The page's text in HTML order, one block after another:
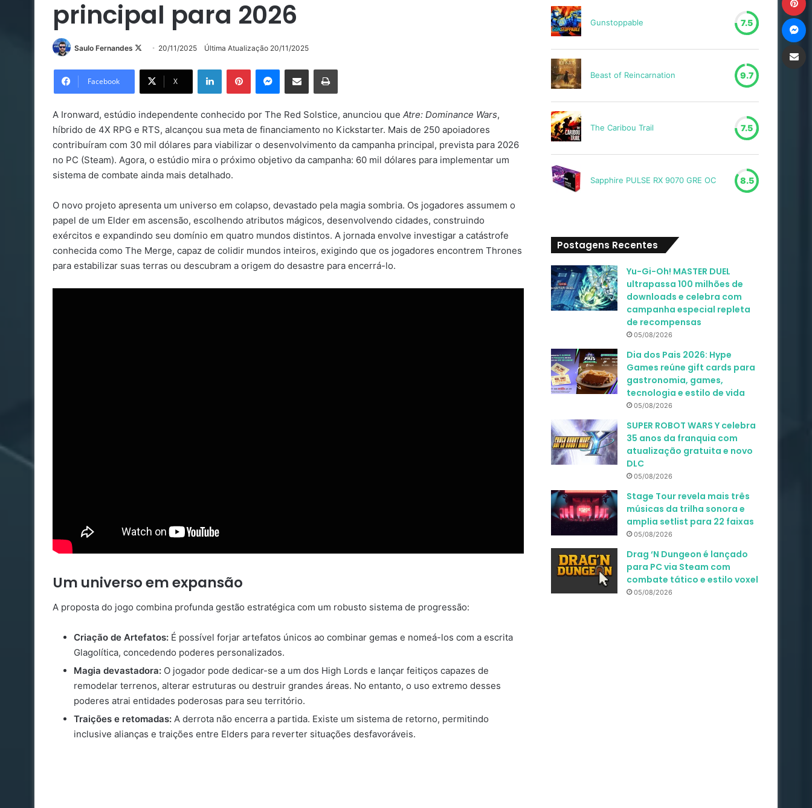
principal para 2026
Saulo Fernandes
Follow20/11/2025 Última Atualização 20/11/2025
Facebook X
LinkedinPinterestMessenger
Compartilhar via e-mail Imprimir
A Ironward, estúdio independente conhecido por The Red Solstice, anunciou que Atre: Dominance Wars,
híbrido de 4X RPG e RTS, alcançou sua meta de financiamento no Kickstarter. Mais de 250 apoiadores
contribuíram com 30 mil dólares para viabilizar o desenvolvimento da campanha principal, prevista para 2026
no PC (Steam). Agora, o estúdio mira o próximo objetivo da campanha: 60 mil dólares para implementar um
sistema de combate ainda mais detalhado.
O novo projeto apresenta um universo em colapso, devastado pela magia sombria. Os jogadores assumem o
papel de um Elder em ascensão, escolhendo atributos mágicos, desenvolvendo cidades, construindo
exércitos e expandindo seu domínio em quatro mundos distintos. A jornada envolve investigar a catástrofe
conhecida como The Merge, capaz de colidir mundos inteiros, exigindo que os jogadores encontrem Thrones
para estabilizar suas terras ou descubram a origem do desastre para encerrá-lo.
Um universo em expansão
A proposta do jogo combina profunda gestão estratégica com um robusto sistema de progressão:
Criação de Artefatos: É possível forjar artefatos únicos ao combinar gemas e nomeá-los com a escrita
Glagolítica, concedendo poderes personalizados.
Magia devastadora: O jogador pode dedicar-se a um dos High Lords e lançar feitiços capazes de
remodelar terrenos, alterar estruturas ou destruir grandes áreas. No entanto, o uso extremo desses
poderes atrai entidades poderosas para seu território.
Traições e retomadas: A derrota não encerra a partida. Existe um sistema de retorno, permitindo
inclusive alianças e traições entre Elders para reverter situações desfavoráveis.
Gunstoppable 7.5
Beast of Reincarnation 9.7
The Caribou Trail 7.5
Sapphire PULSE RX 9070 GRE OC 8.5
Postagens Recentes
Yu-Gi-Oh! MASTER DUEL
ultrapassa 100 milhões de
downloads e celebra com
campanha especial repleta
de recompensas
05/08/2026
Dia dos Pais 2026: Hype
Games reúne gift cards para
gastronomia, games,
tecnologia e estilo de vida
05/08/2026
SUPER ROBOT WARS Y celebra
35 anos da franquia com
atualização gratuita e novo
DLC
05/08/2026
Stage Tour revela mais três
músicas da trilha sonora e
amplia setlist para 22 faixas
05/08/2026
Drag ‘N Dungeon é lançado
para PC via Steam com
combate tático e estilo voxel
05/08/2026